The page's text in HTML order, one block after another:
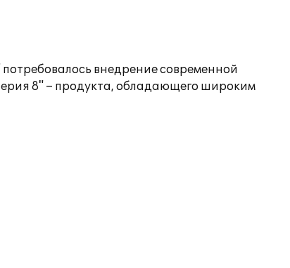
внедрение современной
8" – продукта, обладающего широким